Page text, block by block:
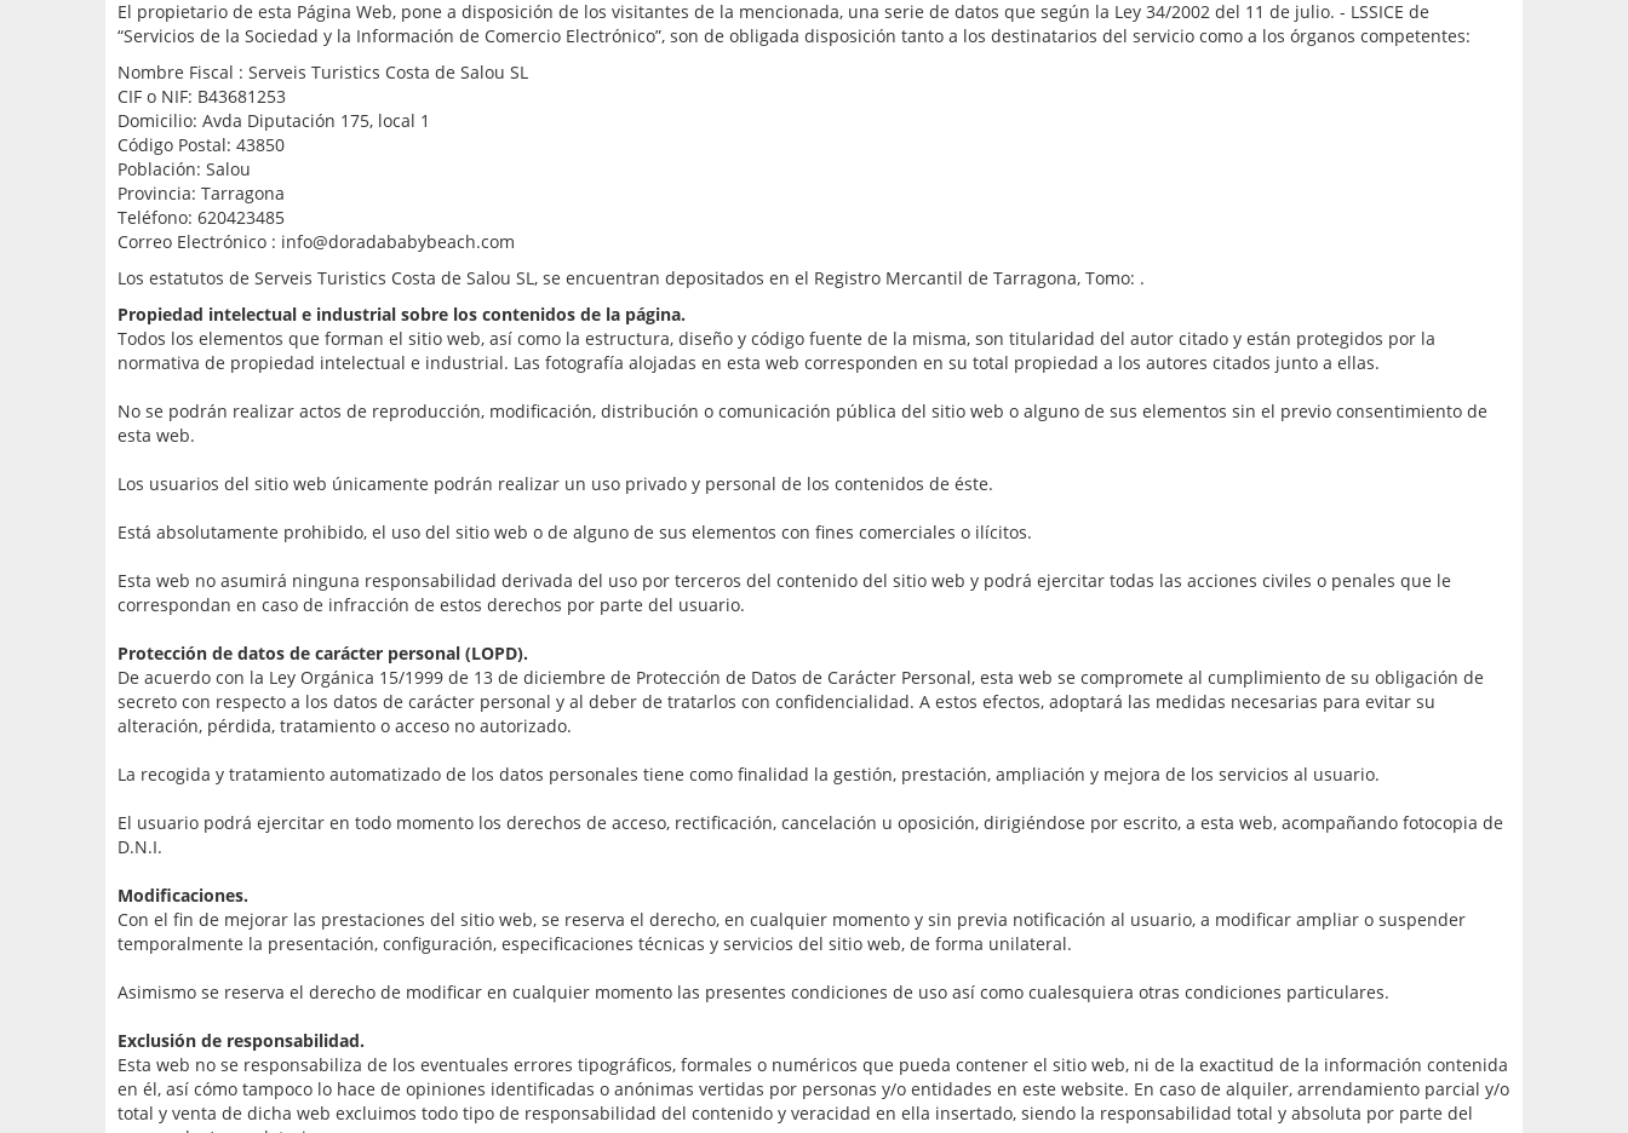
El propietario de esta Página Web, pone a disposición de los visitantes de la mencionada, una serie de datos que según la Ley 34/2002 del 11 de julio. - LSSICE de
“Servicios de la Sociedad y la Información de Comercio Electrónico”, son de obligada disposición tanto a los destinatarios del servicio como a los órganos competentes:
Nombre Fiscal : Serveis Turistics Costa de Salou SL
CIF o NIF: B43681253
Domicilio: Avda Diputación 175, local 1
Código Postal: 43850
Población: Salou
Provincia: Tarragona
Teléfono: 620423485
Correo Electrónico : info@doradababybeach.com
Los estatutos de Serveis Turistics Costa de Salou SL, se encuentran depositados en el Registro Mercantil de Tarragona, Tomo: .
Propiedad intelectual e industrial sobre los contenidos de la página.
Todos los elementos que forman el sitio web, así como la estructura, diseño y código fuente de la misma, son titularidad del autor citado y están protegidos por la
normativa de propiedad intelectual e industrial. Las fotografía alojadas en esta web corresponden en su total propiedad a los autores citados junto a ellas.
No se podrán realizar actos de reproducción, modificación, distribución o comunicación pública del sitio web o alguno de sus elementos sin el previo consentimiento de
esta web.
Los usuarios del sitio web únicamente podrán realizar un uso privado y personal de los contenidos de éste.
Está absolutamente prohibido, el uso del sitio web o de alguno de sus elementos con fines comerciales o ilícitos.
Esta web no asumirá ninguna responsabilidad derivada del uso por terceros del contenido del sitio web y podrá ejercitar todas las acciones civiles o penales que le
correspondan en caso de infracción de estos derechos por parte del usuario.
Protección de datos de carácter personal (LOPD).
De acuerdo con la Ley Orgánica 15/1999 de 13 de diciembre de Protección de Datos de Carácter Personal, esta web se compromete al cumplimiento de su obligación de
secreto con respecto a los datos de carácter personal y al deber de tratarlos con confidencialidad. A estos efectos, adoptará las medidas necesarias para evitar su
alteración, pérdida, tratamiento o acceso no autorizado.
La recogida y tratamiento automatizado de los datos personales tiene como finalidad la gestión, prestación, ampliación y mejora de los servicios al usuario.
El usuario podrá ejercitar en todo momento los derechos de acceso, rectificación, cancelación u oposición, dirigiéndose por escrito, a esta web, acompañando fotocopia de
D.N.I.
Modificaciones.
Con el fin de mejorar las prestaciones del sitio web, se reserva el derecho, en cualquier momento y sin previa notificación al usuario, a modificar ampliar o suspender
temporalmente la presentación, configuración, especificaciones técnicas y servicios del sitio web, de forma unilateral.
Asimismo se reserva el derecho de modificar en cualquier momento las presentes condiciones de uso así como cualesquiera otras condiciones particulares.
Exclusión de responsabilidad.
Esta web no se responsabiliza de los eventuales errores tipográficos, formales o numéricos que pueda contener el sitio web, ni de la exactitud de la información contenida
en él, así cómo tampoco lo hace de opiniones identificadas o anónimas vertidas por personas y/o entidades en este website. En caso de alquiler, arrendamiento parcial y/o
total y venta de dicha web excluimos todo tipo de responsabilidad del contenido y veracidad en ella insertado, siendo la responsabilidad total y absoluta por parte del